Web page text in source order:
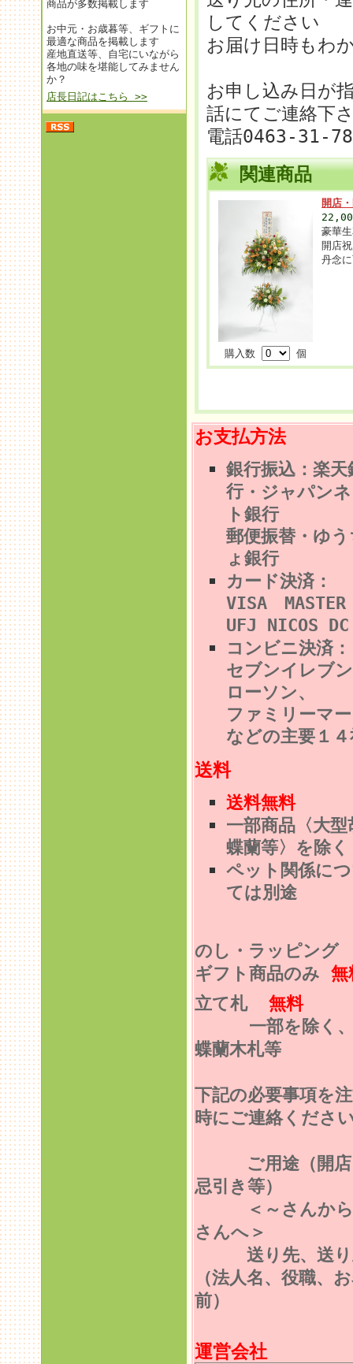
商品が多数掲載します
お中元・お歳暮等、ギフトに
最適な商品を掲載します
産地直送等、自宅にいながら
各地の味を堪能してみません
か？
店長日記はこちら >>
してください
お届け日時もわ
お申し込み日が
話にてご連絡下
電話0463-31-
関連商品
購入数 個
開店
豪華
開店
丹念
お支払方法
銀行振込：楽天
行・ジャパン
ト銀行
郵便振替・ゆ
ょ銀行
カード決済：
VISA
UFJ NICOS DC
コンビニ決済
セブンイレブ
ローソン、
ファミリーマ
などの主要１
送料
送料無料
一部商品〈大型
蝶蘭等〉を除く
ペット関係に
ては別途
のし・ラッピン
ギフト商品のみ 無
立て札
無料
一部を除く
蝶蘭木札等
下記の必要事項を
時にご連絡くださ
ご用途（開店
忌引き等）
＜～さんから
さんへ＞
送り先、送り
（法人名、役職、
前）
運営会社